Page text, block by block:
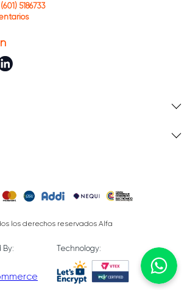
5186733
los derechos reservados Alfa
By: Technology: